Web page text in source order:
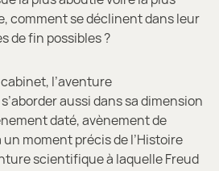
comment se déclinent dans leur
de fin possibles ?
l’aventure
aussi dans sa dimension
daté, avènement de
moment précis de l’Histoire
scientifique à laquelle Freud